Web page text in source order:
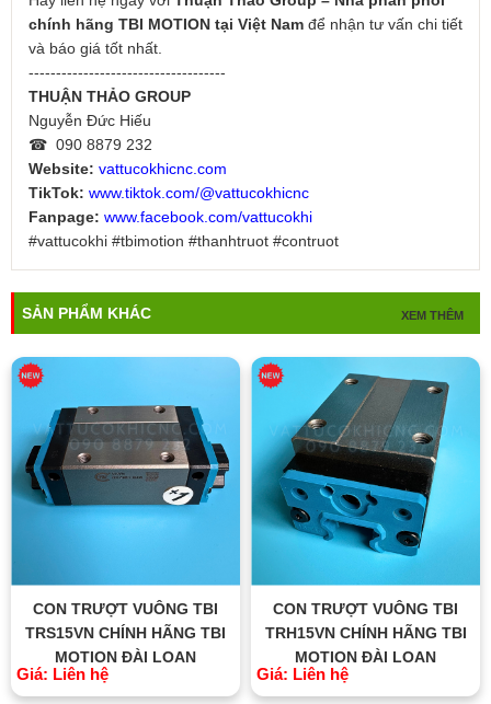
chính hãng TBI MOTION tại Việt Nam để nhận tư vấn chi tiết
và báo giá tốt nhất.
------------------------------------
THUẬN THẢO GROUP
Nguyễn Đức Hiếu
☎ 090 8879 232
Website: vattucokhicnc.com
TikTok: www.tiktok.com/@vattucokhicnc
Fanpage: www.facebook.com/vattucokhi
#vattucokhi #tbimotion #thanhtruot #contruot
SẢN PHẨM KHÁC XEM THÊM
CON TRƯỢT VUÔNG TBI
TRS15VN CHÍNH HÃNG TBI
MOTION ĐÀI LOAN
Giá: Liên hệ
CON TRƯỢT VUÔNG TBI
TRH15VN CHÍNH HÃNG TBI
MOTION ĐÀI LOAN
Giá: Liên hệ